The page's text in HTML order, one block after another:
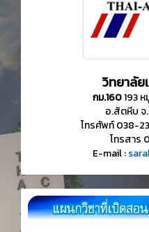
วิทยาลั
กม.160193
อ.สัตหีบ
โทรศัพท์ 038-
โทรสาร
E-mail :